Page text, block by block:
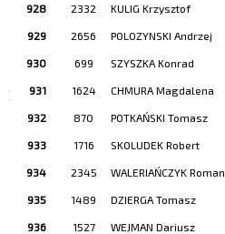
928 2332 KULIG Krzysztof
929 2656 POLOZYNSKI Andrzej
930 699 SZYSZKA Konrad
931 1624 CHMURA Magdalena
932 870 POTKAŃSKI Tomasz
933 1716 SKOLUDEK Robert
934 2345 WALERIAŃCZYK Roman
935 1489 DZIERGA Tomasz
936 1527 WEJMAN Dariusz